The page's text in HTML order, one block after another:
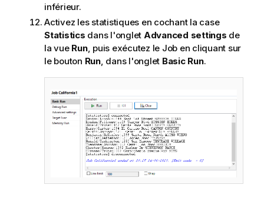
inférieur.
Activez les statistiques en cochant la case
Statistics dans l'onglet Advanced settings de
la vue Run, puis exécutez le Job en cliquant sur
le bouton Run, dans l'onglet Basic Run.